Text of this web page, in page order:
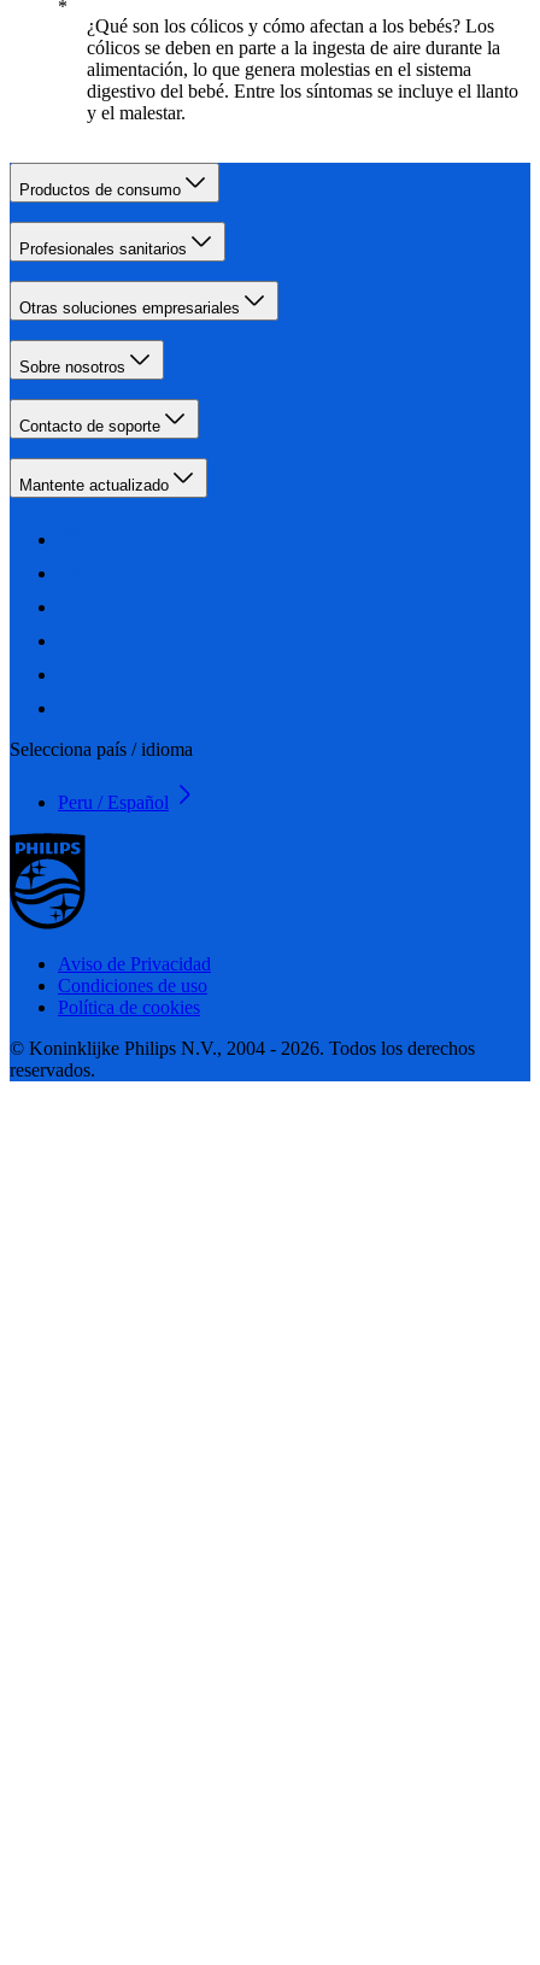
¿Qué son los cólicos y cómo afectan a los bebés? Los
cólicos se deben en parte a la ingesta de aire durante la
alimentación, lo que genera molestias en el sistema
digestivo del bebé. Entre los síntomas se incluye el llanto
y el malestar.
Productos de consumo
Profesionales sanitarios
Otras soluciones empresariales
Sobre nosotros
Contacto de soporte
Mantente actualizado
Selecciona país / idioma
Peru / Español
Aviso de Privacidad
Condiciones de uso
Política de cookies
© Koninklijke Philips N.V., 2004 - 2026. Todos los derechos
reservados.